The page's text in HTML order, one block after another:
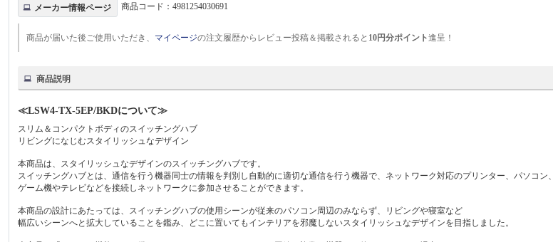
メーカー情報ページ 商品コード：4981254030691
商品が届いた後ご使用いただき、 マイページの注文履歴からレビュー投稿＆掲載されると 10円分ポイント進呈！
商品説明
≪LSW4-TX-5EP/BKDについて≫
スリム＆コンパクトボディのスイッチングハブ
リビングになじむスタイリッシュなデザイン
本商品は、スタイリッシュなデザインのスイッチングハブです。
スイッチングハブとは、通信を行う機器同士の情報を判別し自動的に適切な通信を行う機器で、ネットワーク対応のプリンター、パソコン、
ゲーム機やテレビなどを接続しネットワークに参加させることができます。
本商品の設計にあたっては、スイッチングハブの使用シーンが従来のパソコン周辺のみならず、リビングや寝室など
幅広いシーンへと拡大していることを鑑み、どこに置いてもインテリアを邪魔しないスタイリッシュなデザインを目指しました。